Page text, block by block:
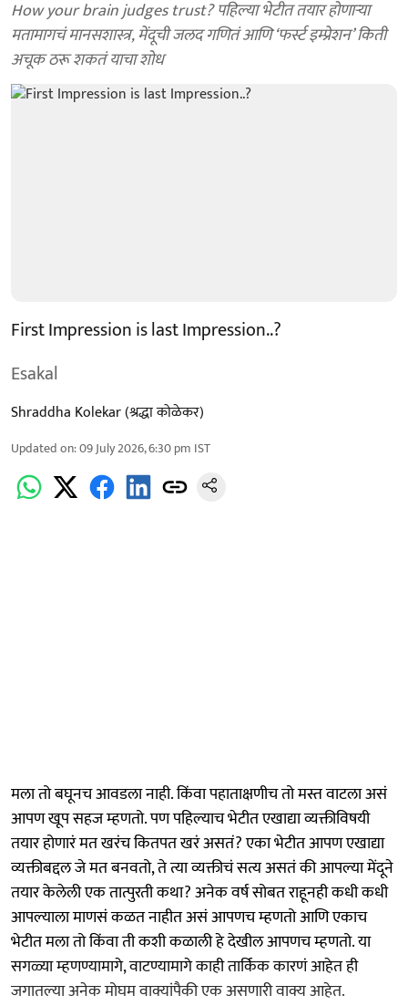
How your brain judges trust? पहिल्या भेटीत तयार होणाऱ्या
मतामागचं मानसशास्त्र, मेंदूची जलद गणितं आणि ‘फर्स्ट इम्प्रेशन’ किती
अचूक ठरू शकतं याचा शोध
First Impression is last Impression..?
Esakal
Shraddha Kolekar (श्रद्धा कोळेकर)
Updated on:09 July 2026, 6:30 pm IST
मला तो बघूनच आवडला नाही. किंवा पहाताक्षणीच तो मस्त वाटला असं
आपण खूप सहज म्हणतो. पण पहिल्याच भेटीत एखाद्या व्यक्तीविषयी
तयार होणारं मत खरंच कितपत खरं असतं? एका भेटीत आपण एखाद्या
व्यक्तीबद्दल जे मत बनवतो, ते त्या व्यक्तीचं सत्य असतं की आपल्या मेंदूने
तयार केलेली एक तात्पुरती कथा? अनेक वर्ष सोबत राहूनही कधी कधी
आपल्याला माणसं कळत नाहीत असं आपणच म्हणतो आणि एकाच
भेटीत मला तो किंवा ती कशी कळाली हे देखील आपणच म्हणतो. या
सगळ्या म्हणण्यामागे, वाटण्यामागे काही तार्किक कारणं आहेत ही
जगातल्या अनेक मोघम वाक्यांपैकी एक असणारी वाक्य आहेत.